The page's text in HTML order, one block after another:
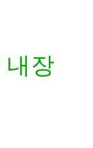
내장